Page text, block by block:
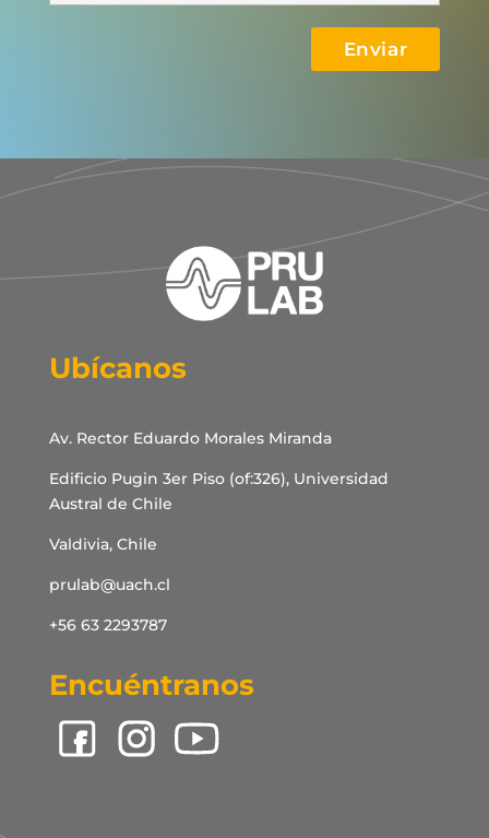
Ubícanos
Av. Rector Eduardo Morales Miranda
Edificio Pugin 3er Piso (of:326), Universidad
Austral de Chile
Valdivia, Chile
prulab@uach.cl
+56 63 2293787
Encuéntranos